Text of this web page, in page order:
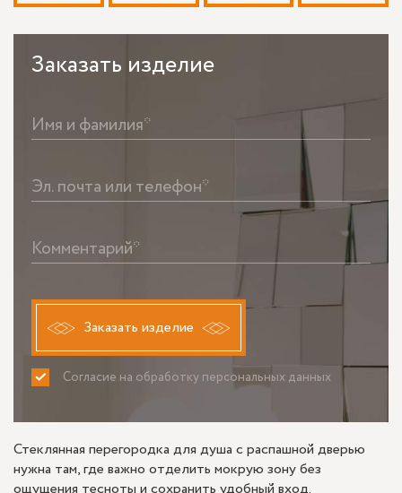
Заказать изделие
Имя и фамилия*
Эл. почта или телефон*
Комментарий*
Заказать изделие
Согласие на обработку персональных данных
ПРИНИМАЮ НЕ ПРИНИМАЮ
Стеклянная перегородка для душа с распашной дверью
нужна там, где важно отделить мокрую зону без